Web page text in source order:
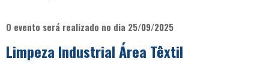
O evento será realizado no dia 25/09/2025
Limpeza Industrial Área Têxtil